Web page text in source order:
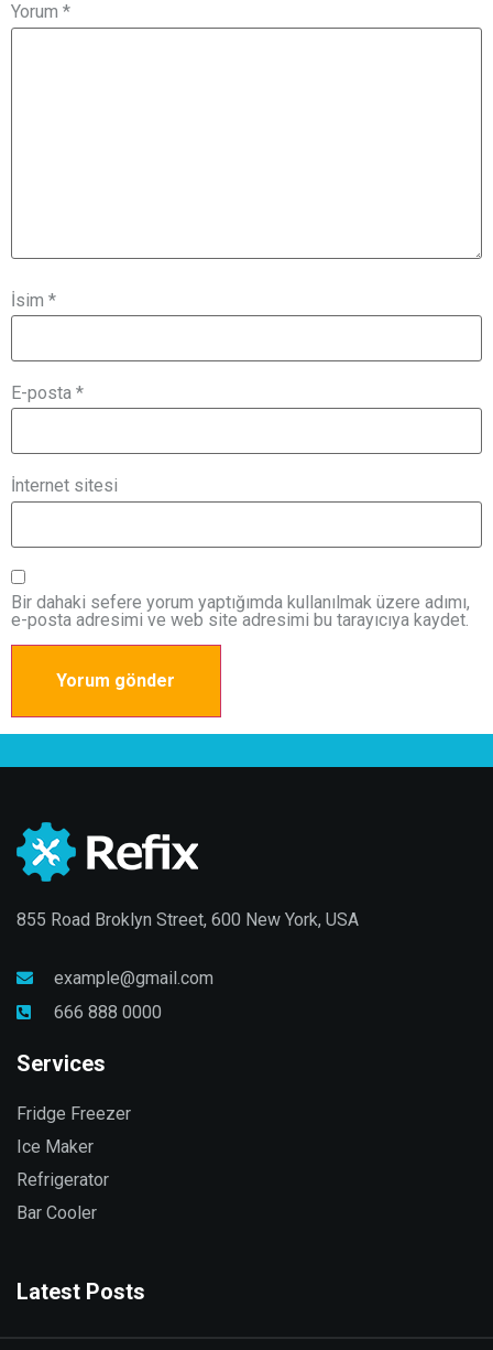
Yorum *
İsim *
E-posta *
İnternet sitesi
Bir dahaki sefere yorum yaptığımda kullanılmak üzere adımı,
e-posta adresimi ve web site adresimi bu tarayıcıya kaydet.
855 Road Broklyn Street, 600 New York, USA
example@gmail.com
666 888 0000
Services
Fridge Freezer
Ice Maker
Refrigerator
Bar Cooler
Latest Posts